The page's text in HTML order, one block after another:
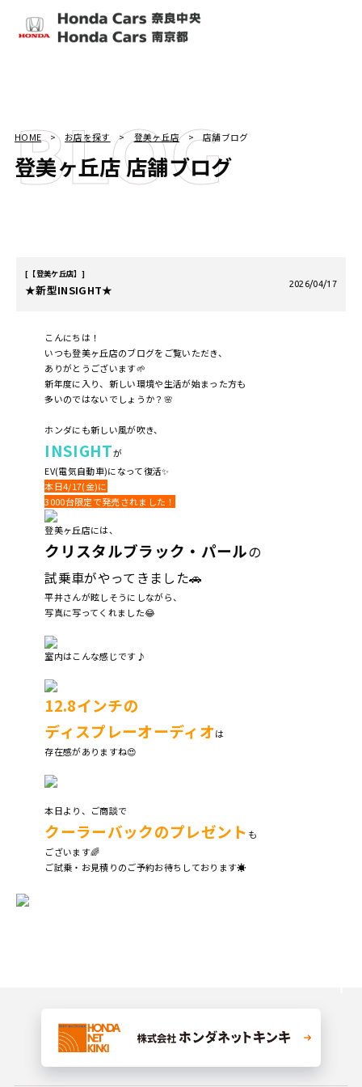
登美ヶ丘店店舗ブログ
BLOG
HOME お店を探す 登美ヶ丘店 店舗ブログ
【登美ケ丘店】
★新型INSIGHT★ 2026/04/17
こんにちは！
いつも登美ヶ丘店のブログをご覧いただき、
ありがとうございます🌱
新年度に入り、新しい環境や生活が始まった方も
多いのではないでしょうか？🌸
ホンダにも新しい風が吹き、
INSIGHTが
EV(電気自動車)になって復活✨
本日4/17(金)に
3000台限定で発売されました！
登美ヶ丘店には、
クリスタルブラック・パールの
試乗車がやってきました🚗
平井さんが眩しそうにしながら、
写真に写ってくれました😂
室内はこんな感じです♪
12.8インチの
ディスプレーオーディオは
存在感がありますね😍
本日より、ご商談で
クーラーバックのプレゼント も
ございます🌈
ご試乗・お見積りのご予約お待ちしております☀️